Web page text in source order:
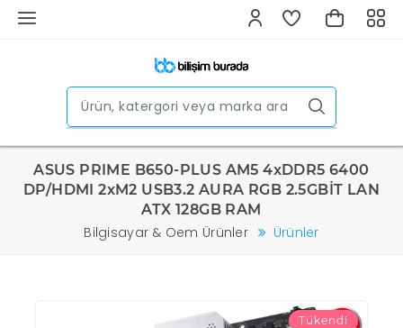
ASUS PRIME B650-PLUS AM5 4xDDR5 6400
DP/HDMI 2xM2 USB3.2 AURA RGB 2.5GBİT LAN
ATX 128GB RAM
Bilgisayar & Oem Ürünler Ürünler
Tükendi